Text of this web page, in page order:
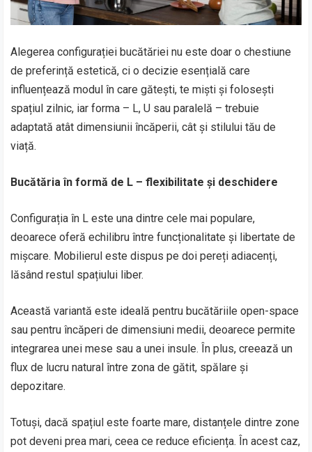
Alegerea configurației bucătăriei nu este doar o chestiune
de preferință estetică, ci o decizie esențială care
influențează modul în care gătești, te miști și folosești
spațiul zilnic, iar forma – L, U sau paralelă – trebuie
adaptată atât dimensiunii încăperii, cât și stilului tău de
viață.
Bucătăria în formă de L – flexibilitate și deschidere
Configurația în L este una dintre cele mai populare,
deoarece oferă echilibru între funcționalitate și libertate de
mișcare. Mobilierul este dispus pe doi pereți adiacenți,
lăsând restul spațiului liber.
Această variantă este ideală pentru bucătăriile open-space
sau pentru încăperi de dimensiuni medii, deoarece permite
integrarea unei mese sau a unei insule. În plus, creează un
flux de lucru natural între zona de gătit, spălare și
depozitare.
Totuși, dacă spațiul este foarte mare, distanțele dintre zone
pot deveni prea mari, ceea ce reduce eficiența. În acest caz,